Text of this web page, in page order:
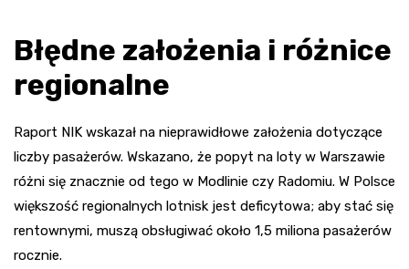
Błędne założenia i różnice
regionalne
Raport NIK wskazał na nieprawidłowe założenia dotyczące
liczby pasażerów. Wskazano, że popyt na loty w Warszawie
różni się znacznie od tego w Modlinie czy Radomiu. W Polsce
większość regionalnych lotnisk jest deficytowa; aby stać się
rentownymi, muszą obsługiwać około 1,5 miliona pasażerów
rocznie.